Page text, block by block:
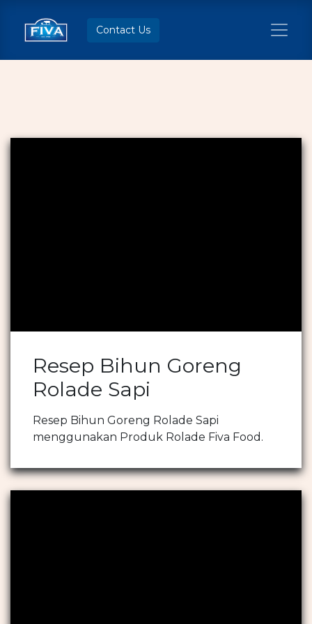
Contact Us
Resep Bihun Goreng
Rolade Sapi
Resep Bihun Goreng Rolade Sapi
menggunakan Produk Rolade Fiva Food.